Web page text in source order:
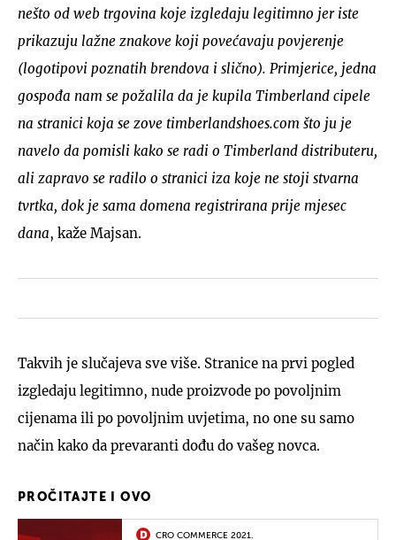
nešto od web trgovina koje izgledaju legitimno jer iste
prikazuju lažne znakove koji povećavaju povjerenje
(logotipovi poznatih brendova i slično). Primjerice, jedna
gospođa nam se požalila da je kupila Timberland cipele
na stranici koja se zove timberlandshoes.com što ju je
navelo da pomisli kako se radi o Timberland distributeru,
ali zapravo se radilo o stranici iza koje ne stoji stvarna
tvrtka, dok je sama domena registrirana prije mjesec
dana, kaže Majsan.
Takvih je slučajeva sve više. Stranice na prvi pogled
izgledaju legitimno, nude proizvode po povoljnim
cijenama ili po povoljnim uvjetima, no one su samo
način kako da prevaranti dođu do vašeg novca.
PROČITAJTE I OVO
CRO COMMERCE 2021.